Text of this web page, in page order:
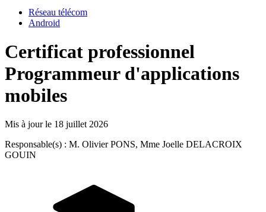
Réseau télécom
Android
Certificat professionnel
Programmeur d'applications
mobiles
Mis à jour le 18 juillet 2026
Responsable(s) : M. Olivier PONS, Mme Joelle DELACROIX
GOUIN